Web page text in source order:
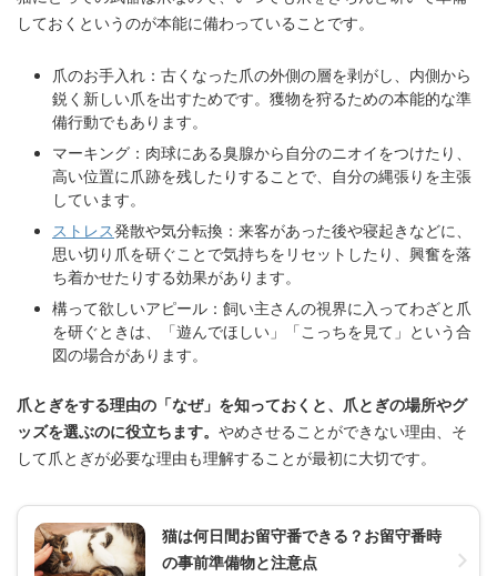
しておくというのが本能に備わっていることです。
爪のお手入れ：古くなった爪の外側の層を剥がし、内側から
鋭く新しい爪を出すためです。獲物を狩るための本能的な準
備行動でもあります。
マーキング：肉球にある臭腺から自分のニオイをつけたり、
高い位置に爪跡を残したりすることで、自分の縄張りを主張
しています。
ストレス発散や気分転換：来客があった後や寝起きなどに、
思い切り爪を研ぐことで気持ちをリセットしたり、興奮を落
ち着かせたりする効果があります。
構って欲しいアピール：飼い主さんの視界に入ってわざと爪
を研ぐときは、「遊んでほしい」「こっちを見て」という合
図の場合があります。
爪とぎをする理由の「なぜ」を知っておくと、爪とぎの場所やグ
ッズを選ぶのに役立ちます。 やめさせることができない理由、そ
して爪とぎが必要な理由も理解することが最初に大切です。
猫は何日間お留守番できる？お留守番時
の事前準備物と注意点